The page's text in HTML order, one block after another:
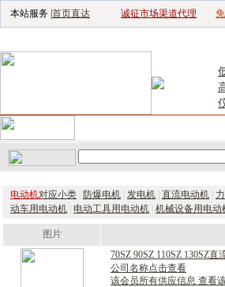
本站服务 | 首页直达 诚征市场渠道代理
电动机对应小类 防爆电机 发电机 直流电动机
动车用电动机
电动工具用电动机 机械设备用电动
图片
70SZ 90SZ 110SZ 130SZ直
公司名称点击查看
该会员所有供应信息 查看